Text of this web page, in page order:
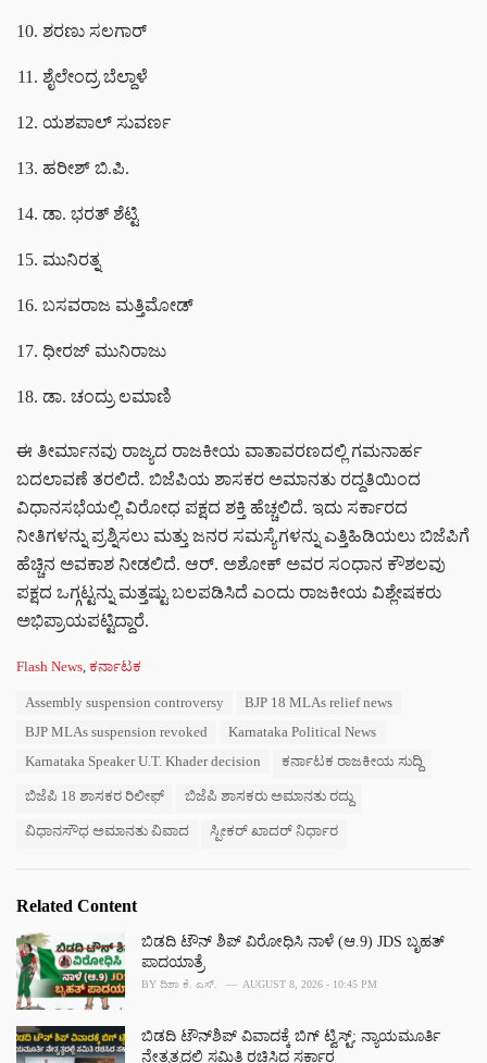
ಶರಣು ಸಲಗಾರ್
ಶೈಲೇಂದ್ರ ಬೆಲ್ದಾಳೆ
ಯಶಪಾಲ್ ಸುವರ್ಣ
ಹರೀಶ್ ಬಿ.ಪಿ.
ಡಾ. ಭರತ್ ಶೆಟ್ಟಿ
ಮುನಿರತ್ನ
ಬಸವರಾಜ ಮತ್ತಿಮೋಡ್
ಧೀರಜ್ ಮುನಿರಾಜು
ಡಾ. ಚಂದ್ರು ಲಮಾಣಿ
ಈ ತೀರ್ಮಾನವು ರಾಜ್ಯದ ರಾಜಕೀಯ ವಾತಾವರಣದಲ್ಲಿ ಗಮನಾರ್ಹ
ಬದಲಾವಣೆ ತರಲಿದೆ. ಬಿಜೆಪಿಯ ಶಾಸಕರ ಅಮಾನತು ರದ್ದತಿಯಿಂದ
ವಿಧಾನಸಭೆಯಲ್ಲಿ ವಿರೋಧ ಪಕ್ಷದ ಶಕ್ತಿ ಹೆಚ್ಚಲಿದೆ. ಇದು ಸರ್ಕಾರದ
ನೀತಿಗಳನ್ನು ಪ್ರಶ್ನಿಸಲು ಮತ್ತು ಜನರ ಸಮಸ್ಯೆಗಳನ್ನು ಎತ್ತಿಹಿಡಿಯಲು ಬಿಜೆಪಿಗೆ
ಹೆಚ್ಚಿನ ಅವಕಾಶ ನೀಡಲಿದೆ. ಆರ್. ಅಶೋಕ್ ಅವರ ಸಂಧಾನ ಕೌಶಲವು
ಪಕ್ಷದ ಒಗ್ಗಟ್ಟನ್ನು ಮತ್ತಷ್ಟು ಬಲಪಡಿಸಿದೆ ಎಂದು ರಾಜಕೀಯ ವಿಶ್ಲೇಷಕರು
ಅಭಿಪ್ರಾಯಪಟ್ಟಿದ್ದಾರೆ.
C
Flash News ಕರ್ನಾಟಕ
Assembly suspension controversy
BJP 18 MLAs relief news
BJP MLAs suspension revoked
Karnataka Political News
Karnataka Speaker U.T. Khader decision
ಕರ್ನಾಟಕ ರಾಜಕೀಯ ಸುದ್ದಿ
ಬಿಜೆಪಿ 18 ಶಾಸಕರ ರಿಲೀಫ್ ಬಿಜೆಪಿ ಶಾಸಕರು ಅಮಾನತು ರದ್ದು
ವಿಧಾನಸೌಧ ಅಮಾನತು ವಿವಾದ ಸ್ಪೀಕರ್ ಖಾದರ್ ನಿರ್ಧಾರ
Related Content
ಬಿಡದಿ ಟೌನ್ ಶಿಪ್ ವಿರೋಧಿಸಿ ನಾಳೆ (ಆ.9) JDS ಬೃಹತ್
ಪಾದಯಾತ್ರೆ
BY ದಿಶಾ ಕೆ. ಎಸ್. AUGUST 8, 2026 - 10:45 PM
ಬಿಡದಿ ಟೌನ್‌ಶಿಪ್‌ ವಿವಾದಕ್ಕೆ ಬಿಗ್‌ ಟ್ವಿಸ್ಟ್‌; ನ್ಯಾಯಮೂರ್ತಿ
ನೇತೃತ್ವದಲ್ಲಿ ಸಮಿತಿ ರಚಿಸಿದ ಸರ್ಕಾರ